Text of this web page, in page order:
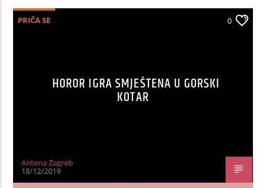
PRIČA SE 0
HOROR IGRA SMJEŠTENA U GORSKI
KOTAR
Antena Zagreb
18/12/2019